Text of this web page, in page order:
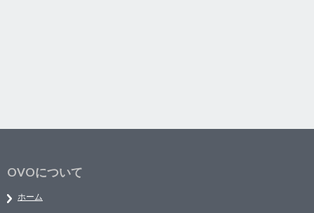
OVOについて
ホーム